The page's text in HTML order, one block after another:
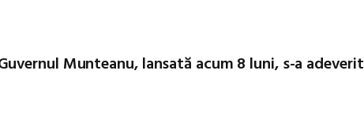
Munteanu, lansată acum 8 luni, s-a adeverit